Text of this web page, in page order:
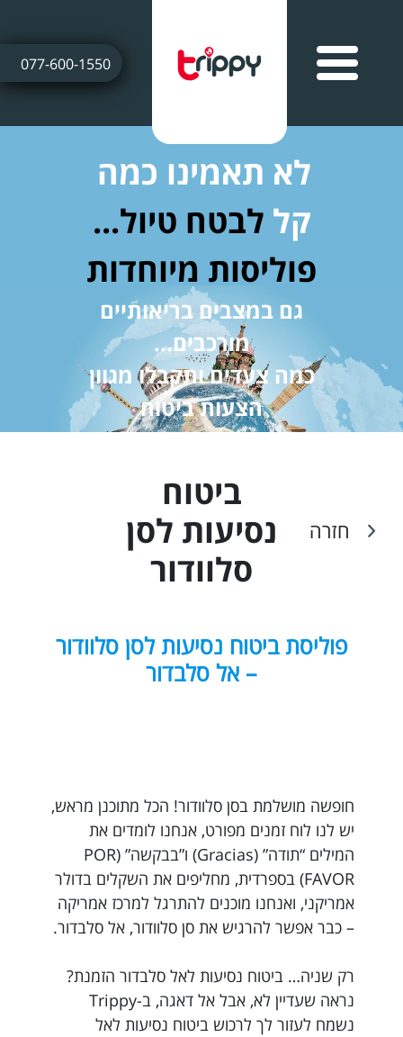
077-600-1550
לא תאמינו כמה
קל לבטח טיול...
פוליסות מיוחדות
גם במצבים בריאותיים
מורכבים...
כמה צעדים ותקבלו מגוון
הצעות ביטוח
חזרה
ביטוח
נסיעות לסן
סלוודור
פוליסת ביטוח נסיעות לסן סלוודור
– אל סלבדור
חופשה מושלמת בסן סלוודור! הכל מתוכנן מראש,
יש לנו לוח זמנים מפורט, אנחנו לומדים את
המילים “תודה” (Gracias) ו”בבקשה” (POR
FAVOR) בספרדית, מחליפים את השקלים בדולר
אמריקני, ואנחנו מוכנים להתרגל למרכז אמריקה
– כבר אפשר להרגיש את סן סלוודור, אל סלבדור.
רק שניה… ביטוח נסיעות לאל סלבדור הזמנת?
נראה שעדיין לא, אבל אל דאגה, ב-Trippy
נשמח לעזור לך לרכוש ביטוח נסיעות לאל